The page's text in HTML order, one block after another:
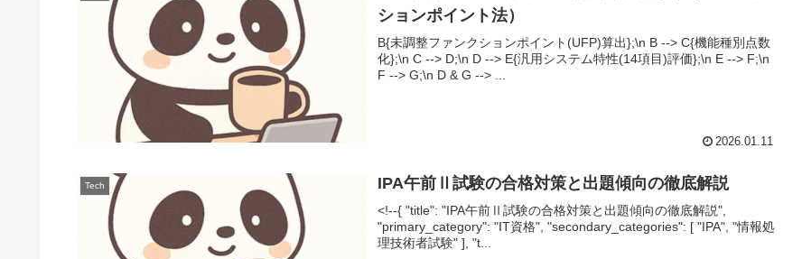
ションポイント法）
B{未調整ファンクションポイント(UFP)算出};\n B --> C{機能種別点数
化};\n C --> D;\n D --> E{汎用システム特性(14項目)評価};\n E --> F;\n
F --> G;\n D & G --> ...
2026.01.11
Tech IPA午前Ⅱ試験の合格対策と出題傾向の徹底解説
<!--{ "title": "IPA午前Ⅱ試験の合格対策と出題傾向の徹底解説",
"primary_category": "IT資格", "secondary_categories": [ "IPA", "情報処
理技術者試験" ], "t...